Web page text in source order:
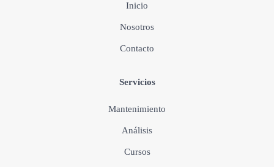
Inicio
Nosotros
Contacto
Servicios
Mantenimiento
Análisis
Cursos